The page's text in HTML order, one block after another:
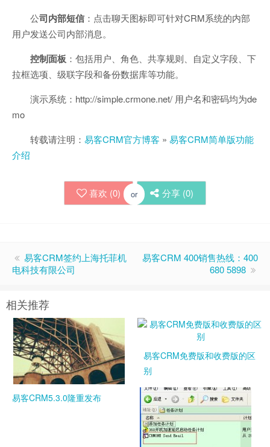
公司内部短信：点击聊天图标即可针对CRM系统的内部
用户发送公司内部消息。
控制面板 ：包括用户、角色、共享规则、自定义字段、下
拉框选项、级联字段和备份数据库等功能。
演示系统：http://simple.crmone.net/ 用户名和密码均为de
mo
转载请注明： 易客CRM官方博客 » 易客CRM简单版功能
介绍
喜欢 (0) or 分享 (0)
易客CRM签约上海托菲机
电科技有限公司
易客CRM 400销售热线：400
680 5898
相关推荐
易客CRM5.3.0隆重发布
易客CRM免费版和收费版的区
别